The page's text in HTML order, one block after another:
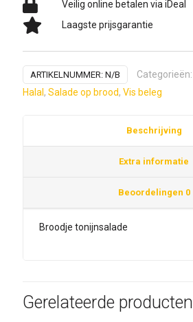
Veilig online betalen via iDeal
Laagste prijsgarantie
ARTIKELNUMMER: N/B Categorieën:
Halal , Salade op brood, Vis beleg
Beschrijving
Extra informatie
Beoordelingen 0
Broodje tonijnsalade
Gerelateerde producten